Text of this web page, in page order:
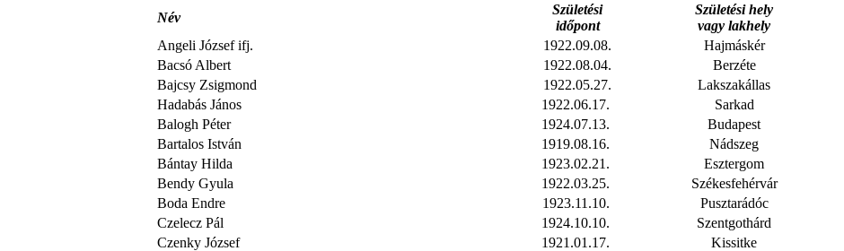
Név
Születési
időpont
Születési hely
vagy lakhely
Angeli József ifj.
1922.09.08. Hajmáskér
Bacsó Albert
1922.08.04. Berzéte
Bajcsy Zsigmond
1922.05.27. Lakszakállas
Hadabás János
1922.06.17. Sarkad
Balogh Péter
1924.07.13. Budapest
Bartalos István
1919.08.16. Nádszeg
Bántay Hilda
1923.02.21. Esztergom
Bendy Gyula
1922.03.25. Székesfehérvár
Boda Endre
1923.11.10. Pusztarádóc
Czelecz Pál
1924.10.10. Szentgothárd
Czenky József
1921.01.17. Kissitke